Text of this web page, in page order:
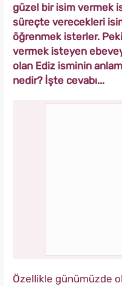
güzel bir isim vermek
süreçte verecekleri
öğrenmek isterler.
vermek isteyen
olan Ediz isminin
nedir? İşte cevabı...
Özellikle günümüzde